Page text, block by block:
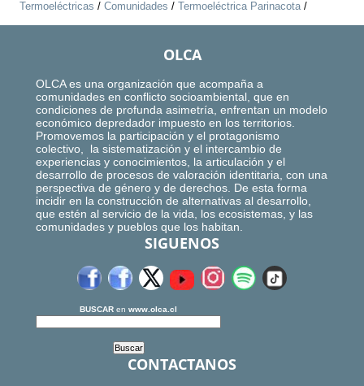
Termoeléctricas / Comunidades / Termoeléctrica Parinacota/
OLCA
OLCA es una organización que acompaña a
comunidades en conflicto socioambiental, que en
condiciones de profunda asimetría, enfrentan un modelo
económico depredador impuesto en los territorios.
Promovemos la participación y el protagonismo
colectivo, la sistematización y el intercambio de
experiencias y conocimientos, la articulación y el
desarrollo de procesos de valoración identitaria, con una
perspectiva de género y de derechos. De esta forma
incidir en la construcción de alternativas al desarrollo,
que estén al servicio de la vida, los ecosistemas, y las
comunidades y pueblos que los habitan.
SIGUENOS
BUSCAR en www.olca.cl
CONTACTANOS